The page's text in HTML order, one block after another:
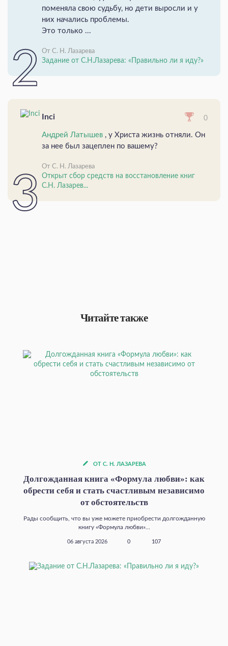
поменяла свою судьбу, но дети выросли и у
них начались проблемы.
Это только ...
От С. Н. Лазарева
Задание от С.Н.Лазарева: «Правильно ли я иду?»
Inci 0
Андрей Латышев , у Христа жизнь отняли. Он
за нее был зацеплен по вашему?
От С. Н. Лазарева
Открыт сбор средств на восстановление книг
С.Н. Лазарев...
Читайте также
ОТ С. Н. ЛАЗАРЕВА
Долгожданная книга «Формула любви»: как
обрести себя и стать счастливым независимо
от обстоятельств
Рады сообщить, что вы уже можете приобрести долгожданную
книгу «Формула любви»...
06 августа 2026 0 107